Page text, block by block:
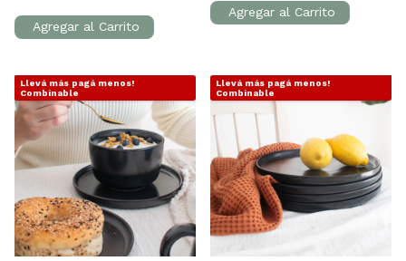
Llevá más pagá menos!
Combinable
Llevá más pagá menos!
Combinable